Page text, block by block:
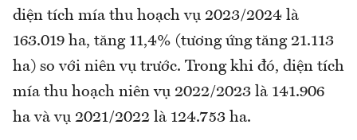
diện tích mía thu hoạch vụ 2023/2024 là
163.019 ha, tăng 11,4% (tương ứng tăng 21.113
ha) so với niên vụ trước. Trong khi đó, diện tích
mía thu hoạch niên vụ 2022/2023 là 141.906
ha và vụ 2021/2022 là 124.753 ha.